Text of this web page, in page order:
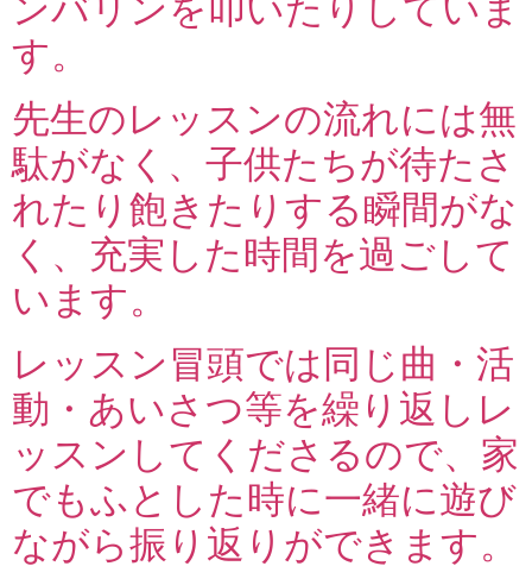
ンバリンを叩いたりしていま
す。
先生のレッスンの流れには無
駄がなく、子供たちが待たさ
れたり飽きたりする瞬間がな
く、充実した時間を過ごして
います。
レッスン冒頭では同じ曲・活
動・あいさつ等を繰り返しレ
ッスンしてくださるので、家
でもふとした時に一緒に遊び
ながら振り返りができます。